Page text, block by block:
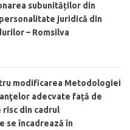
subunităților din
juridică din
– Romsilva
modificarea Metodologiei
adecvate față de
din cadrul
se încadrează în